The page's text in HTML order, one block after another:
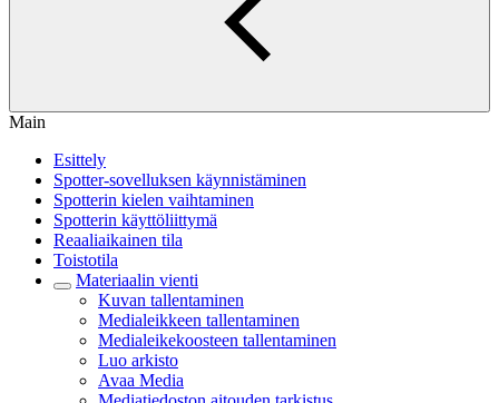
Main
Esittely
Spotter-sovelluksen käynnistäminen
Spotterin kielen vaihtaminen
Spotterin käyttöliittymä
Reaaliaikainen tila
Toistotila
Materiaalin vienti
Kuvan tallentaminen
Medialeikkeen tallentaminen
Medialeikekoosteen tallentaminen
Luo arkisto
Avaa Media